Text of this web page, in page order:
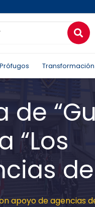
Prófugos
“Los
de
apoyo de agencias de